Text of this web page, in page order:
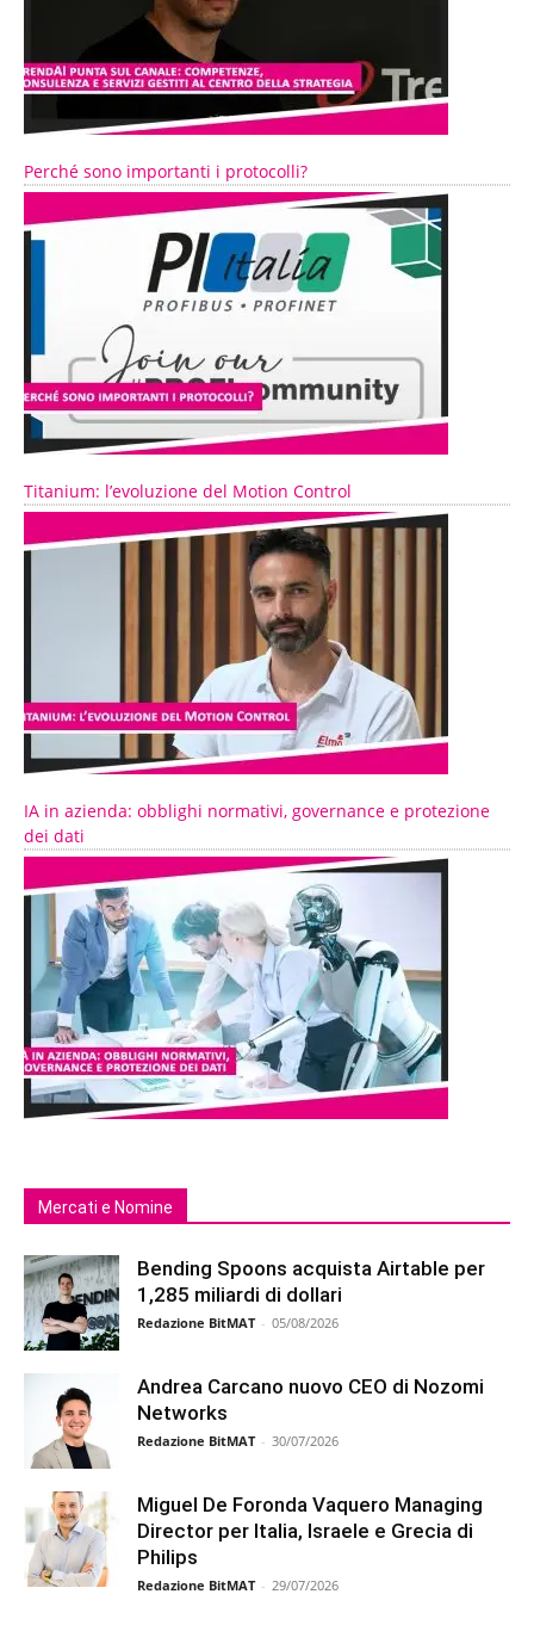
Perché sono importanti i protocolli?
Titanium: l’evoluzione del Motion Control
IA in azienda: obblighi normativi, governance e protezione
dei dati
Mercati e Nomine
Bending Spoons acquista Airtable per
1,285 miliardi di dollari
Redazione BitMAT - 05/08/2026
Andrea Carcano nuovo CEO di Nozomi
Networks
Redazione BitMAT - 30/07/2026
Miguel De Foronda Vaquero Managing
Director per Italia, Israele e Grecia di
Philips
Redazione BitMAT - 29/07/2026